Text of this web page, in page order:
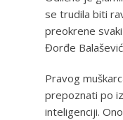
se trudila biti
preokrene
Đorđe Balašević
Pravog
prepoznati po
inteligenciji.